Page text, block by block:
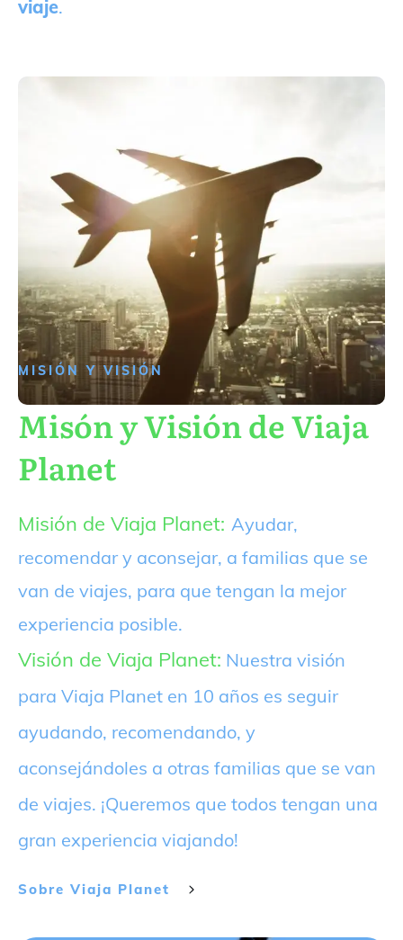
viaje.
MISIÓN Y VISIÓN
Misón y Visión de Viaja
Planet
Misión de Viaja Planet: Ayudar,
recomendar y aconsejar, a familias que se
van de viajes, para que tengan la mejor
experiencia posible.
Visión de Viaja Planet: Nuestra visión
para Viaja Planet en 10 años es seguir
ayudando, recomendando, y
aconsejándoles a otras familias que se van
de viajes. ¡Queremos que todos tengan una
gran experiencia viajando!
Sobre Viaja Planet